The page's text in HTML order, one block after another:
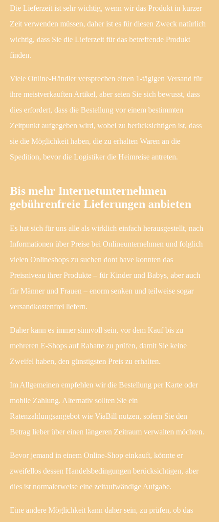
Die Lieferzeit ist sehr wichtig, wenn wir das Produkt in kurzer
Zeit verwenden müssen, daher ist es für diesen Zweck natürlich
wichtig, dass Sie die Lieferzeit für das betreffende Produkt
finden.
Viele Online-Händler versprechen einen 1-tägigen Versand für
ihre meistverkauften Artikel, aber seien Sie sich bewusst, dass
dies erfordert, dass die Bestellung vor einem bestimmten
Zeitpunkt aufgegeben wird, wobei zu berücksichtigen ist, dass
sie die Möglichkeit haben, die zu erhalten Waren an die
Spedition, bevor die Logistiker die Heimreise antreten.
Bis mehr Internetunternehmen
gebührenfreie Lieferungen anbieten
Es hat sich für uns alle als wirklich einfach herausgestellt, nach
Informationen über Preise bei Onlineunternehmen und folglich
vielen Onlineshops zu suchen dont have konnten das
Preisniveau ihrer Produkte – für Kinder und Babys, aber auch
für Männer und Frauen – enorm senken und teilweise sogar
versandkostenfrei liefern.
Daher kann es immer sinnvoll sein, vor dem Kauf bis zu
mehreren E-Shops auf Rabatte zu prüfen, damit Sie keine
Zweifel haben, den günstigsten Preis zu erhalten.
Im Allgemeinen empfehlen wir die Bestellung per Karte oder
mobile Zahlung. Alternativ sollten Sie ein
Ratenzahlungsangebot wie ViaBill nutzen, sofern Sie den
Betrag lieber über einen längeren Zeitraum verwalten möchten.
Bevor jemand in einem Online-Shop einkauft, könnte er
zweifellos dessen Handelsbedingungen berücksichtigen, aber
dies ist normalerweise eine zeitaufwändige Aufgabe.
Eine andere Möglichkeit kann daher sein, zu prüfen, ob das